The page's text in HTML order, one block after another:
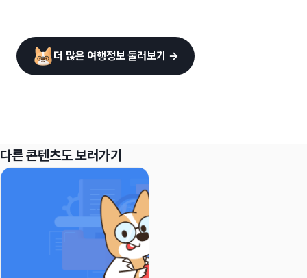
더 많은 여행정보 둘러보기 →
다른 콘텐츠도 보러가기